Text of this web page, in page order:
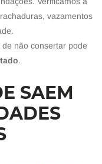
vazamentos
não consertar pode
.
SAEM